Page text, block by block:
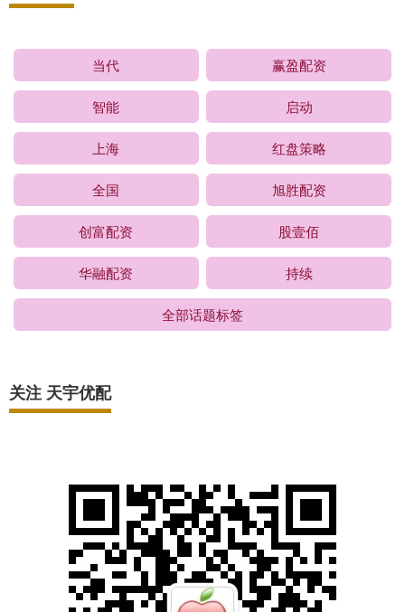
当代 赢盈配资
智能 启动
上海 红盘策略
全国 旭胜配资
创富配资 股壹佰
华融配资 持续
全部话题标签
关注 天宇优配